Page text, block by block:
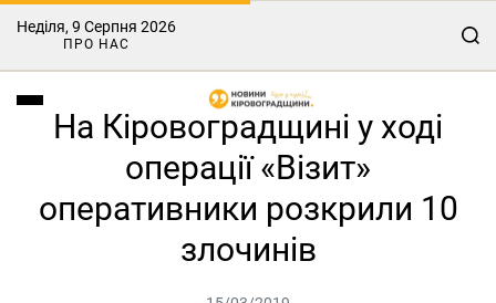
Неділя, 9 Серпня 2026
ПРО НАС
На Кіровоградщині у ході
операції «Візит»
оперативники розкрили 10
злочинів